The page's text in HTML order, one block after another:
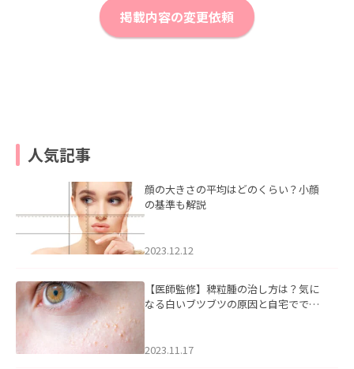
掲載内容の変更依頼
人気記事
顔の大きさの平均はどのくらい？小顔
の基準も解説
2023.12.12
【医師監修】稗粒腫の治し方は？気に
なる白いブツブツの原因と自宅ででき
2023.11.17